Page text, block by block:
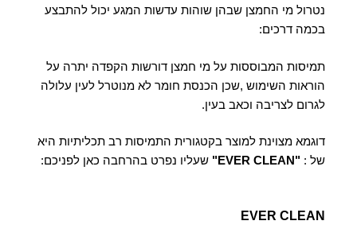
נטרול מי החמצן שבהן שוהות עדשות המגע יכול להתבצע
בכמה דרכים:
תמיסות המבוססות על מי חמצן דורשות הקפדה יתרה על
הוראות השימוש ,שכן הכנסת חומר לא מנוטרל לעין עלולה
לגרום לצריבה וכאב בעין.
דוגמא מצוינת למוצר בקטגורית התמיסות רב תכליתיות היא
של : "EVER CLEAN" שעליו נפרט בהרחבה כאן לפניכם:
EVER CLEAN